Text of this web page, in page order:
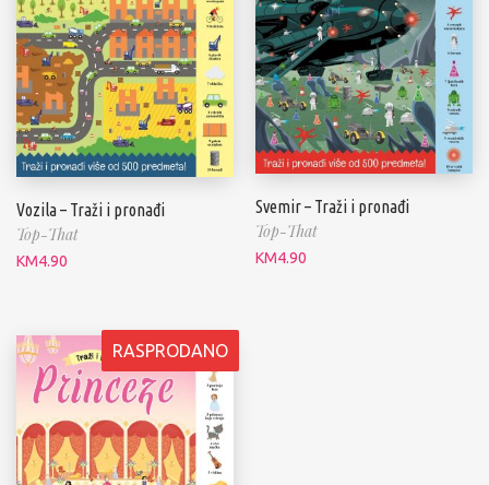
Vozila – Traži i pronađi
Top-That
KM4.90
Svemir – Traži i pronađi
Top-That
KM4.90
RASPRODANO